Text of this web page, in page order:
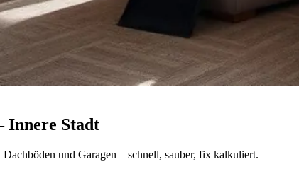
Innere Stadt
und Garagen – schnell, sauber, fix kalkuliert.